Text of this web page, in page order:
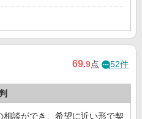
69.9点 52件
談ができ、希望に近い形で契